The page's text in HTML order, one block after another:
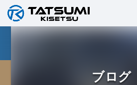
ブログ